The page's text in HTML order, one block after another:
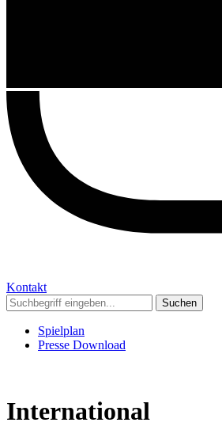
Kontakt
Suchen
Spielplan
Presse Download
International